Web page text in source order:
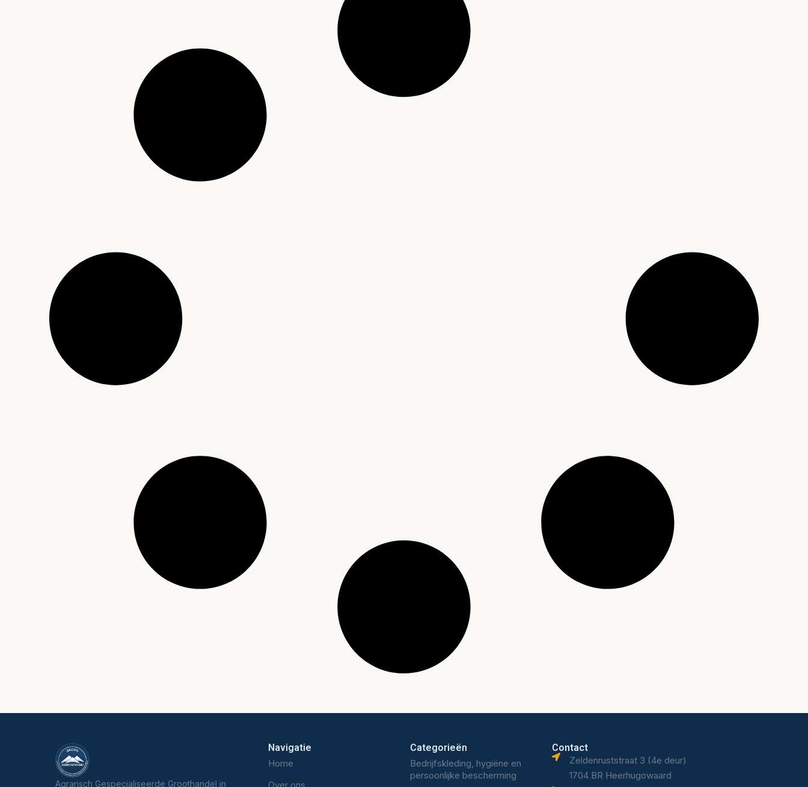
Agrarisch Gespecialiseerde Groothandel in
Navigatie
Home
Categorieën
Bedrijfskleding, hygiëne en
persoonlijke bescherming
Contact
Zeldenruststraat 3 (4e deur)
1704 BR Heerhugowaard